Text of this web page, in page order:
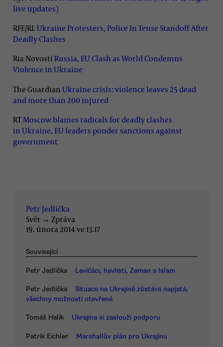
live updates)
RFE/RL Ukraine Protesters, Police In Tense Standoff After
Deadly Clashes
Ria Novosti Russia, EU Clash as World Condemns
Violence in Ukraine
The Guardian Ukraine crisis: violence leaves 25 dead
and more than 200 injured
RT Moscow blames radicals for deadly clashes
in Ukraine, EU leaders ponder sanctions against
government
Petr Jedlička
Svět → Zpráva
19. února 2014 ve 13.17
Související
Petr Jedlička Levičáci, havlisti, Zeman a Islam
Petr Jedlička
Situace na Ukrajině zůstává napjatá,
všechny možnosti otevřené
Tomáš Halík Ukrajina si zaslouží podporu
Patrik Eichler Marshallův plán pro Ukrajinu